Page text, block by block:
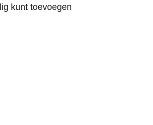
kunt toevoegen